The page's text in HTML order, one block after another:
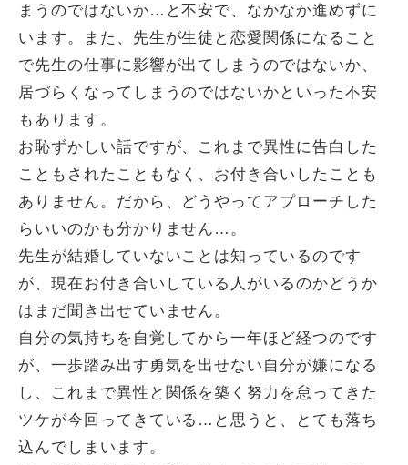
まうのではないか…と不安で、なかなか進めずに
います。また、先生が生徒と恋愛関係になること
で先生の仕事に影響が出てしまうのではないか、
居づらくなってしまうのではないかといった不安
もあります。
お恥ずかしい話ですが、これまで異性に告白した
こともされたこともなく、お付き合いしたことも
ありません。だから、どうやってアプローチした
らいいのかも分かりません…。
先生が結婚していないことは知っているのです
が、現在お付き合いしている人がいるのかどうか
はまだ聞き出せていません。
自分の気持ちを自覚してから一年ほど経つのです
が、一歩踏み出す勇気を出せない自分が嫌になる
し、これまで異性と関係を築く努力を怠ってきた
ツケが今回ってきている…と思うと、とても落ち
込んでしまいます。